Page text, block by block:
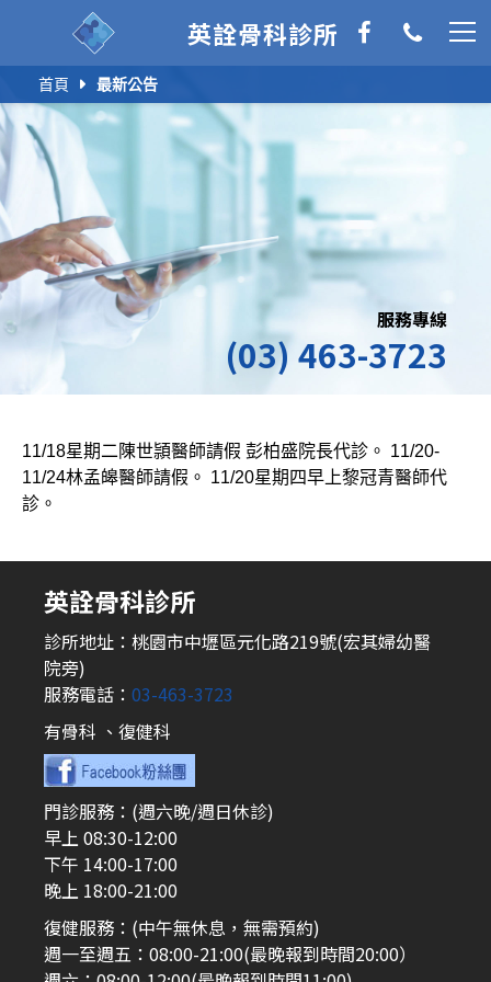
英詮骨科診所
服務專線
(03) 463-3723
首頁 最新公告
11/18星期二陳世頴醫師請假 彭柏盛院長代診。 11/20-
11/24林孟皞醫師請假。 11/20星期四早上黎冠青醫師代
診。
英詮骨科診所
診所地址：桃園市中壢區元化路219號(宏其婦幼醫
院旁)
服務電話： 03-463-3723
有骨科 、復健科
門診服務：(週六晚/週日休診)
早上 08:30-12:00
下午 14:00-17:00
晚上 18:00-21:00
復健服務：(中午無休息，無需預約)
週一至週五：08:00-21:00(最晚報到時間20:00）